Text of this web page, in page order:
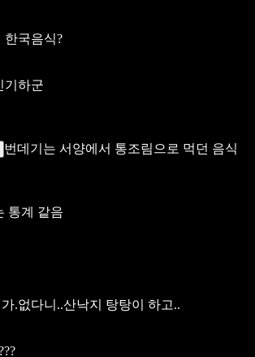
한국음식?
기하군
번데기는 서양에서 통조림으로 먹던 음식
통계 같음
.없다니..산낙지 탕탕이 하고..